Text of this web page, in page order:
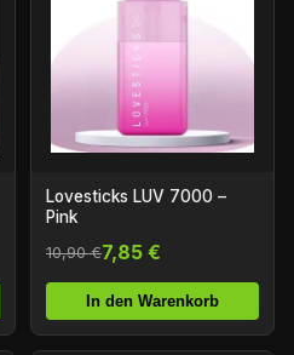
Lovesticks LUV 7000 –
Pink
10,90 €7,85 €
In den Warenkorb